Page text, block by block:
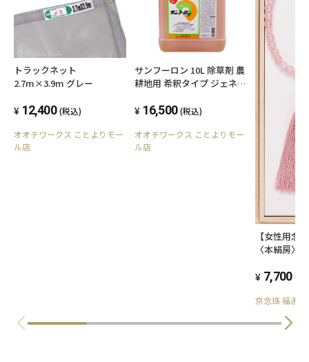
トラックネット
2.7m×3.9m グレー
12,400 (税込)
オオチワークス ことよりモー
ル店
サンフーロン 10L 除草剤 農
耕地用 希釈タイプ ジェネリ
16,500 (税込)
オオチワークス ことよりモー
ル店
【女性用
〈本絹房〉
7,700 (税
京念珠 福永